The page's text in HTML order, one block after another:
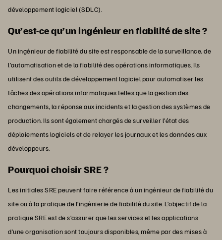
développement logiciel (SDLC).
Qu’est-ce qu’un ingénieur en fiabilité de site ?
Un ingénieur de fiabilité du site est responsable de la surveillance, de
l’automatisation et de la fiabilité des opérations informatiques. Ils
utilisent des outils de développement logiciel pour automatiser les
tâches des opérations informatiques telles que la gestion des
changements, la réponse aux incidents et la gestion des systèmes de
production. Ils sont également chargés de surveiller l’état des
déploiements logiciels et de relayer les journaux et les données aux
développeurs.
Pourquoi choisir SRE ?
Les initiales SRE peuvent faire référence à un ingénieur de fiabilité du
site ou à la pratique de l’ingénierie de fiabilité du site. L’objectif de la
pratique SRE est de s’assurer que les services et les applications
d’une organisation sont toujours disponibles, même par des mises à